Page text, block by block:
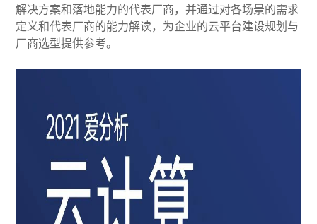
解决方案和落地能力的代表厂商，并通过对各场景的需求
定义和代表厂商的能力解读，为企业的云平台建设规划与
厂商选型提供参考。